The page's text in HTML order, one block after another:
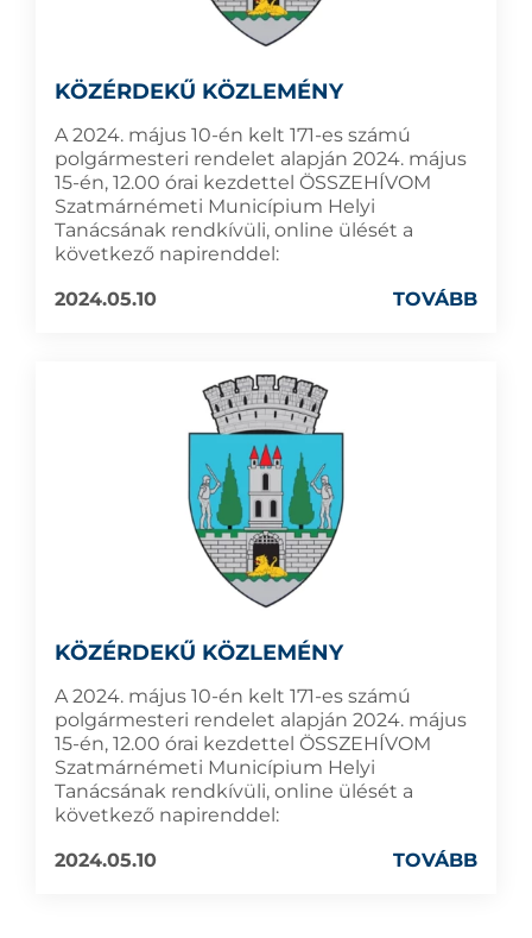
KÖZÉRDEKŰ KÖZLEMÉNY
A 2024. május 10-én kelt 171-es számú
polgármesteri rendelet alapján 2024. május
15-én, 12.00 órai kezdettel ÖSSZEHÍVOM
Szatmárnémeti Municípium Helyi
Tanácsának rendkívüli, online ülését a
következő napirenddel:
2024.05.10
TOVÁBB
KÖZÉRDEKŰ KÖZLEMÉNY
A 2024. május 10-én kelt 171-es számú
polgármesteri rendelet alapján 2024. május
15-én, 12.00 órai kezdettel ÖSSZEHÍVOM
Szatmárnémeti Municípium Helyi
Tanácsának rendkívüli, online ülését a
következő napirenddel:
2024.05.10
TOVÁBB